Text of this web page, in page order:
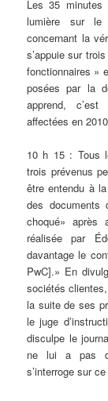
Les 35 minutes
lumière sur le
concernant la
s’appuie sur
fonctionnaires »
posées par la
apprend, c’est
affectées en
10 h 15 : Tous
trois prévenus
être entendu à
des documents
choqué» après
réalisée par
davantage le
PwC].» En
sociétés
la suite de ses
le juge
disculpe le
ne lui a pas
s’interroge sur